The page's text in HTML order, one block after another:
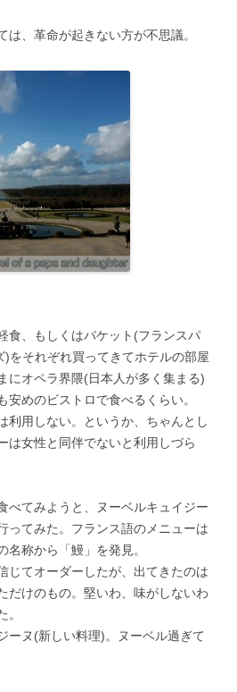
は、革命が起きない方が不思議。
食、もしくはバケット(フランスパ
)をそれぞれ買ってきてホテルの部屋
にオペラ界隈(日本人が多く集まる)
安めのビストロで食べるくらい。
利用しない。というか、ちゃんとし
は女性と同伴でないと利用しづら
べてみようと、ヌーベルキュイジー
ってみた。フランス語のメニューは
称から「鰻」を発見。
じてオーダーしたが、出てきたのは
だけのもの。堅いわ、味がしないわ
。
ーヌ(新しい料理)。ヌーベル過ぎて